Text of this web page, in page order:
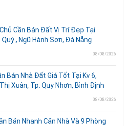
Cần Bán Đất Vị Trí Đẹp Tại
, Ngũ Hành Sơn, Đà Nẵng
08/08/2026
Bán Nhà Đất Giá Tốt Tại Kv 6,
Xuân, Tp. Quy Nhơn, Bình Định
08/08/2026
Bán Nhanh Căn Nhà Và 9 Phòng